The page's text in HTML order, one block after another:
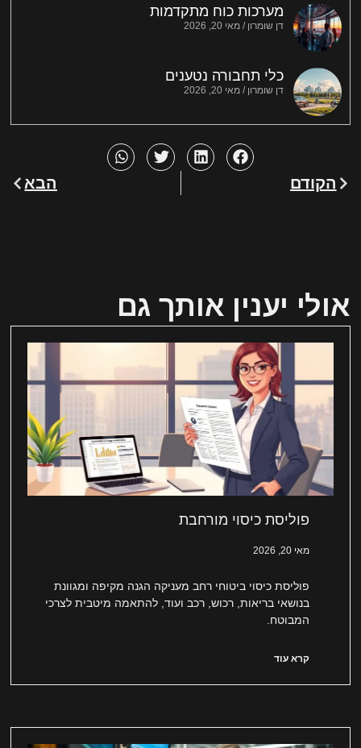
מערכות כוח מתקדמות
דן שומרון מאי 20, 2026
כלי תחבורה נטענים
דן שומרון מאי 20, 2026
הקודם הבא
אולי יענין אותך גם
פוליסת כיסוי מורחבת
מאי 20, 2026
פוליסת כיסוי ביטוחי רחב מעניקה הגנה מקיפה ומגוונת
בנושאי בריאות, רכוש, רכב ועוד, להתאמה מיטבית לצרכי
המבוטח.
קרא עוד